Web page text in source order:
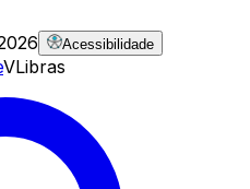
Acessibilidade
VLibras